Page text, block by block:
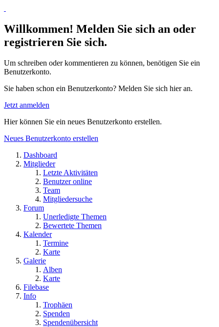
Willkommen! Melden Sie sich an oder
registrieren Sie sich.
Um schreiben oder kommentieren zu können, benötigen Sie ein
Benutzerkonto.
Sie haben schon ein Benutzerkonto? Melden Sie sich hier an.
Jetzt anmelden
Hier können Sie ein neues Benutzerkonto erstellen.
Neues Benutzerkonto erstellen
Dashboard
Mitglieder
Letzte Aktivitäten
Benutzer online
Team
Mitgliedersuche
Forum
Unerledigte Themen
Bewertete Themen
Kalender
Termine
Karte
Galerie
Alben
Karte
Filebase
Info
Trophäen
Spenden
Spendenübersicht